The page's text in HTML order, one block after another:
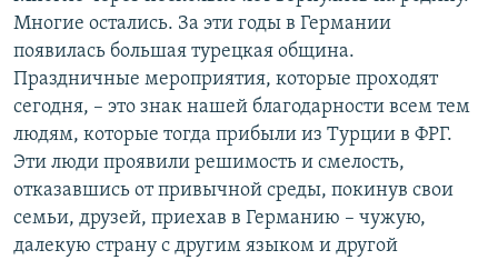
Многие остались. За эти годы в Германии
появилась большая турецкая община.
Праздничные мероприятия, которые проходят
сегодня, – это знак нашей благодарности всем тем
людям, которые тогда прибыли из Турции в ФРГ.
Эти люди проявили решимость и смелость,
отказавшись от привычной среды, покинув свои
семьи, друзей, приехав в Германию – чужую,
далекую страну с другим языком и другой